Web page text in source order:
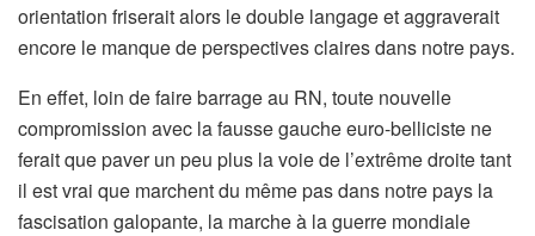
orientation friserait alors le double langage et aggraverait
encore le manque de perspectives claires dans notre pays.
En effet, loin de faire barrage au RN, toute nouvelle
compromission avec la fausse gauche euro-belliciste ne
ferait que paver un peu plus la voie de l’extrême droite tant
il est vrai que marchent du même pas dans notre pays la
fascisation galopante, la marche à la guerre mondiale